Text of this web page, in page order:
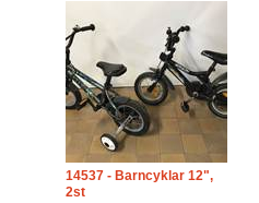
14537 - Barncyklar 12",
2st